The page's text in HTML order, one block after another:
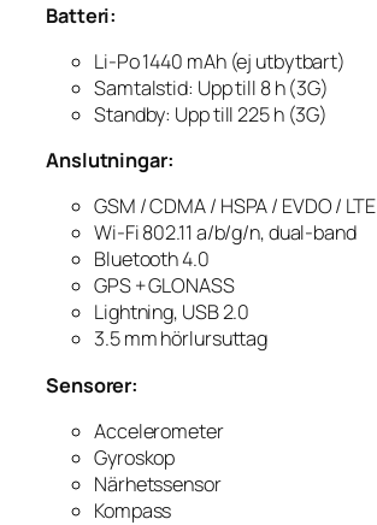
Batteri:
Li-Po 1440 mAh (ej utbytbart)
Samtalstid: Upp till 8 h (3G)
Standby: Upp till 225 h (3G)
Anslutningar:
GSM / CDMA / HSPA / EVDO / LTE
Wi-Fi 802.11 a/b/g/n, dual-band
Bluetooth 4.0
GPS + GLONASS
Lightning, USB 2.0
3.5 mm hörlursuttag
Sensorer:
Accelerometer
Gyroskop
Närhetssensor
Kompass